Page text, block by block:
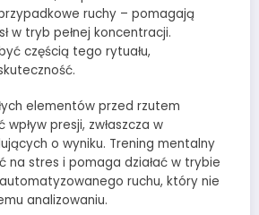
ruchy – pomagają
w tryb pełnej koncentracji.
częścią tego rytuału,
elementów przed rzutem
presji, zwłaszcza w
o wyniku. Trening mentalny
na stres i pomaga działać w trybie
ruchu, który nie
analizowaniu.